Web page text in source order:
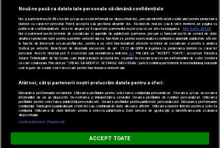
Digi Sport
m.digisport.ro
DESCARCĂ
Versiune desktop
Nouă ne pasă ca datele tale personale să rămână confidențiale
Noi și partenerii noștri30stocăm și/sau accesăm informații pe dispozitivul dvs., precum identificatorii cookie unici pentru prelucrarea
datelor cu caracter personal. Puteți accepta sau gestiona alegerile dvs. făcând clic mai jos sau în orice moment, pe pagina cu
politica de confidențialitate. Aceste alegeri vor fi raportate partenerilor noștri și nu vă vor afecta navigarea.
Mai multe detalii
Noi si partenerii nostri (retelele de socializare si agentiile de publicitate partenere, precum si furnizorii nostri de servicii de date
analitice) prelucram date pentru a permite website-ului sa functioneze, pentru a personaliza continutul si anunturile publicitare afisate
in functie de interesele si/sau profilul dvs., pentru a va oferi functionalitati aferente retelelor de socializare si pentru a analiza
traficul pe website. Beneficiati de drepturile prevazute de art. 15-22 din GDPR in legatura cu prelucrarea datelor cu caracter
personal. Aceste drepturi pot fi exercitate prin modalitatea indicata aici. Prin click pe “ACCEPT TOATE”, acceptati folosirea
tuturor Tehnologiilor de tip Cookie, care implica inclusiv acceptul dvs. cu privire la stocarea/accesarea informatiilor de catre Vendor-ii
cu care colaboram. Prin click pe “VREAU SA MODIFIC SETARILE INDIVIDUAL” puteti schimba preferintele in mod individual, mai putin
cele legate de cookie strict necesare pentru functionarea website-ului.
Atât noi, cât și partenerii noștri prelucrăm datele pentru a oferi:
Măsurarea performanței reclamelor. Utilizarea profilurilor pentru selectarea conținutului personalizat. Stocarea și/sau accesarea
informațiilor de pe un dispozitiv. Dezvoltarea și îmbunătățirea serviciilor. Crearea profilurilor de conținut personalizat. Utilizarea
profilurilor pentru selectarea publicității personalizate. Crearea profilurilor pentru publicitate personalizată. Măsurarea performanței
conținutului. Înțelegerea publicului prin statistici sau combinații de date din surse diferite. Utilizarea datelor limitate pentru a selecta
conținutul. Utilizarea de date limitate pentru a selecta publicitatea. Date precise de geolocație și identificarea prin scanarea
dispozitivului.
Listă parteneri (furnizori)
ACCEPT TOATE